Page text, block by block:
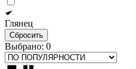
Глянец
Сбросить
Выбрано: 0